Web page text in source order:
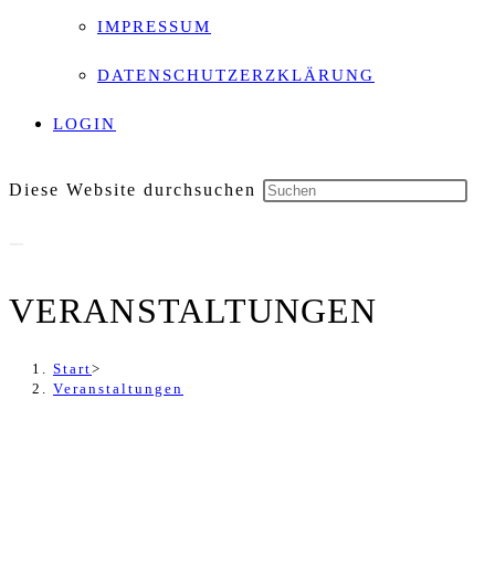
IMPRESSUM
DATENSCHUTZERZKLÄRUNG
LOGIN
Diese Website durchsuchen
VERANSTALTUNGEN
Start>
Veranstaltungen